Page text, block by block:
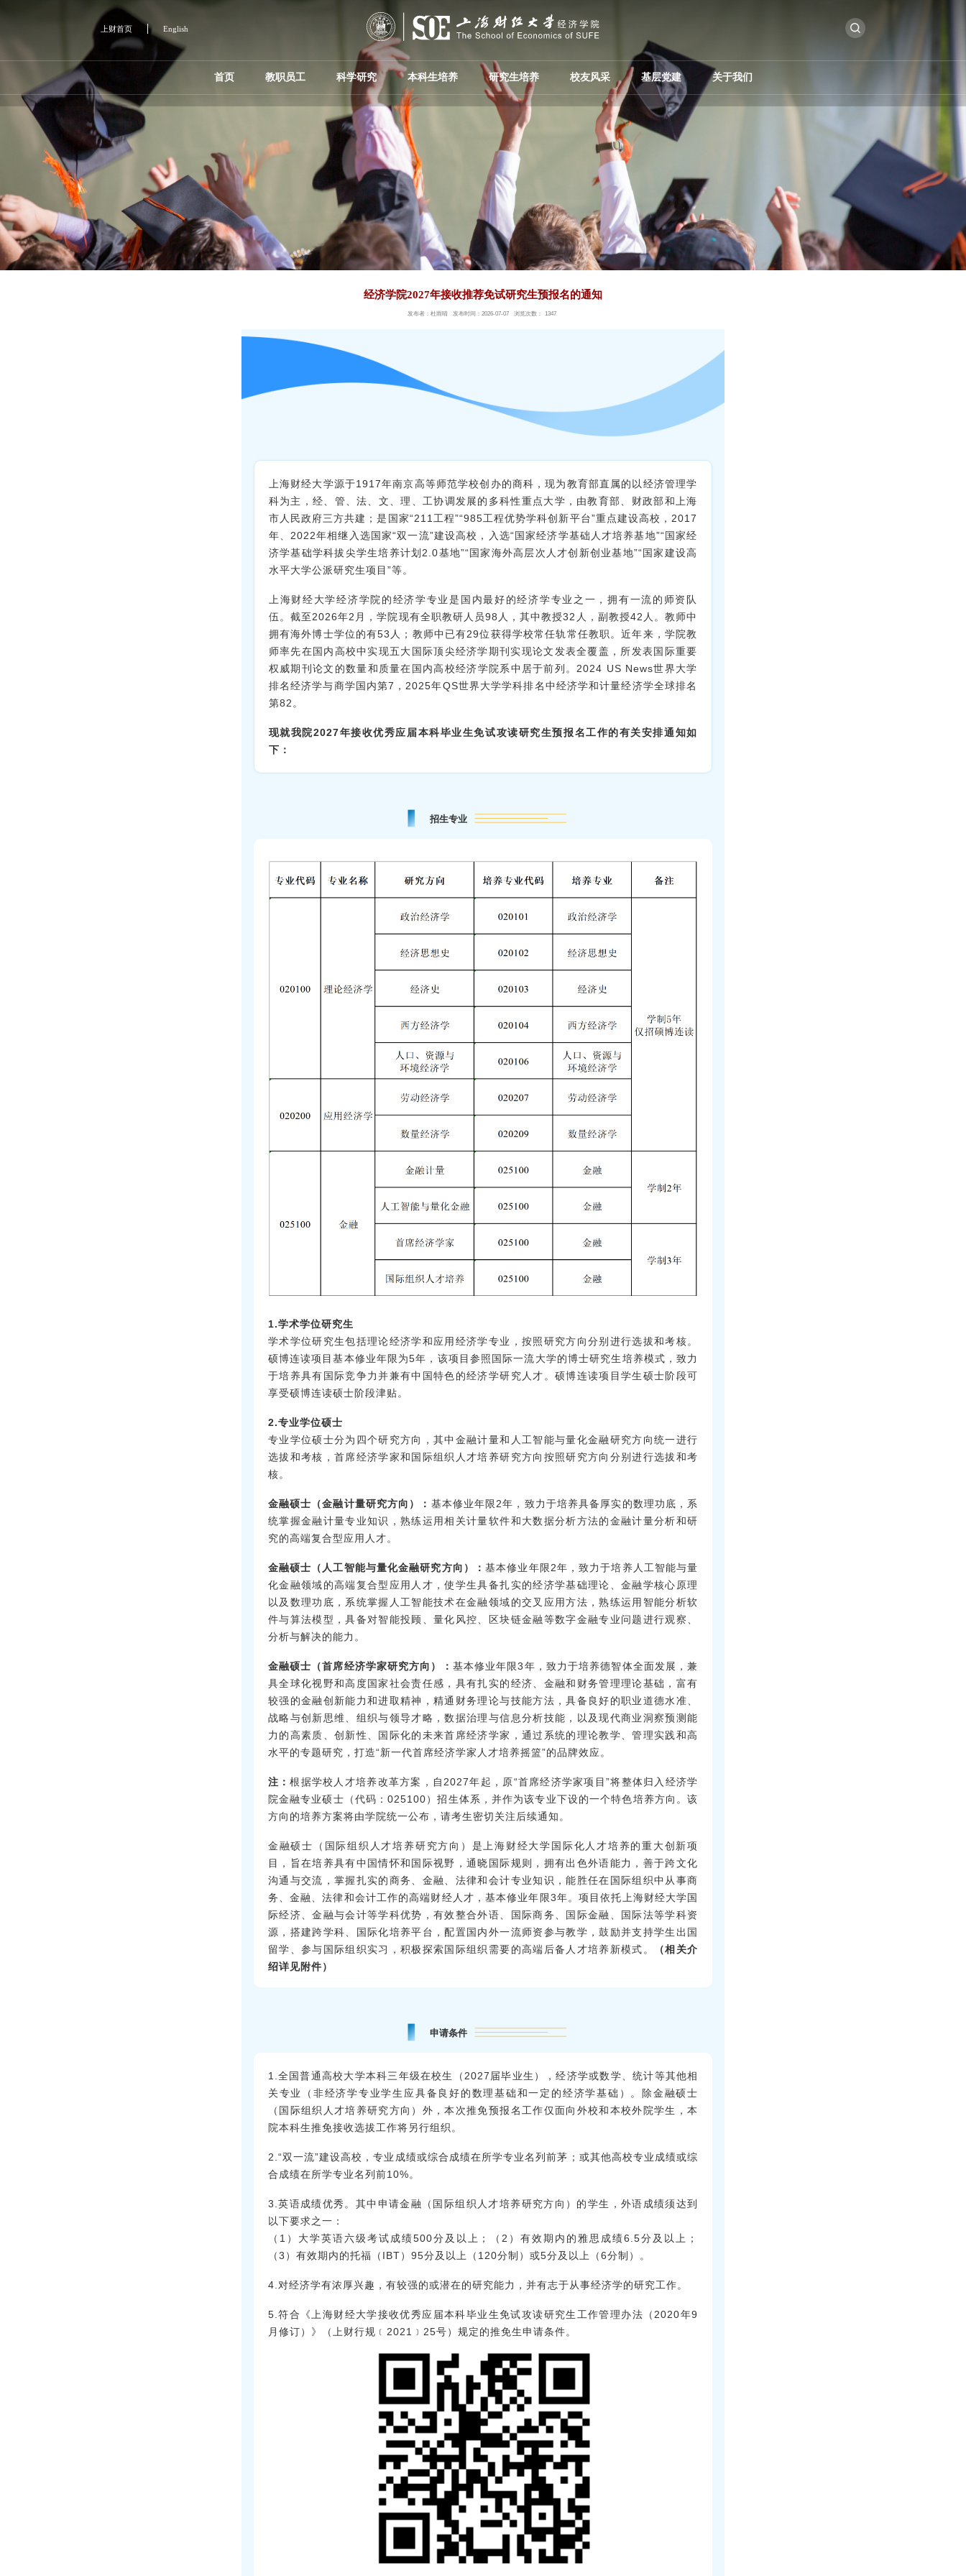
上财首页 English
首页 教职员工 科学研究 本科生培养 研究生培养 校友风采 基层党建 关于我们
经济学院2027年接收推荐免试研究生预报名的通知
发布者：杜雨晴 发布时间：2026-07-07 浏览次数： 1347
上海财经大学源于1917年南京高等师范学校创办的商科，现为教育部直属的以经济管理学
科为主，经、管、法、文、理、工协调发展的多科性重点大学，由教育部、财政部和上海
市人民政府三方共建；是国家“211工程”“985工程优势学科创新平台”重点建设高校，2017
年、2022年相继入选国家“双一流”建设高校，入选“国家经济学基础人才培养基地”“国家经
济学基础学科拔尖学生培养计划2.0基地”“国家海外高层次人才创新创业基地”“国家建设高
水平大学公派研究生项目”等。
上海财经大学经济学院的经济学专业是国内最好的经济学专业之一，拥有一流的师资队
伍。截至2026年2月，学院现有全职教研人员98人，其中教授32人，副教授42人。教师中
拥有海外博士学位的有53人；教师中已有29位获得学校常任轨常任教职。近年来，学院教
师率先在国内高校中实现五大国际顶尖经济学期刊实现论文发表全覆盖，所发表国际重要
权威期刊论文的数量和质量在国内高校经济学院系中居于前列。2024 US News世界大学
排名经济学与商学国内第7，2025年QS世界大学学科排名中经济学和计量经济学全球排名
第82。
现就我院2027年接收优秀应届本科毕业生免试攻读研究生预报名工作的有关安排通知如
下：
招生专业
1.学术学位研究生
学术学位研究生包括理论经济学和应用经济学专业，按照研究方向分别进行选拔和考核。
硕博连读项目基本修业年限为5年，该项目参照国际一流大学的博士研究生培养模式，致力
于培养具有国际竞争力并兼有中国特色的经济学研究人才。硕博连读项目学生硕士阶段可
享受硕博连读硕士阶段津贴。
2.专业学位硕士
专业学位硕士分为四个研究方向，其中金融计量和人工智能与量化金融研究方向统一进行
选拔和考核，首席经济学家和国际组织人才培养研究方向按照研究方向分别进行选拔和考
核。
金融硕士（金融计量研究方向）： 基本修业年限2年，致力于培养具备厚实的数理功底，系
统掌握金融计量专业知识，熟练运用相关计量软件和大数据分析方法的金融计量分析和研
究的高端复合型应用人才。
金融硕士（人工智能与量化金融研究方向）：基本修业年限2年，致力于培养人工智能与量
化金融领域的高端复合型应用人才，使学生具备扎实的经济学基础理论、金融学核心原理
以及数理功底，系统掌握人工智能技术在金融领域的交叉应用方法，熟练运用智能分析软
件与算法模型，具备对智能投顾、量化风控、区块链金融等数字金融专业问题进行观察、
分析与解决的能力。
金融硕士（首席经济学家研究方向）： 基本修业年限3年，致力于培养德智体全面发展，兼
具全球化视野和高度国家社会责任感，具有扎实的经济、金融和财务管理理论基础，富有
较强的金融创新能力和进取精神，精通财务理论与技能方法，具备良好的职业道德水准、
战略与创新思维、组织与领导才略，数据治理与信息分析技能，以及现代商业洞察预测能
力的高素质、创新性、国际化的未来首席经济学家，通过系统的理论教学、管理实践和高
水平的专题研究，打造“新一代首席经济学家人才培养摇篮”的品牌效应。
注：根据学校人才培养改革方案，自2027年起，原“首席经济学家项目”将整体归入经济学
院金融专业硕士（代码：025100）招生体系，并作为该专业下设的一个特色培养方向。该
方向的培养方案将由学院统一公布，请考生密切关注后续通知。
金融硕士（国际组织人才培养研究方向）是上海财经大学国际化人才培养的重大创新项
目，旨在培养具有中国情怀和国际视野，通晓国际规则，拥有出色外语能力，善于跨文化
沟通与交流，掌握扎实的商务、金融、法律和会计专业知识，能胜任在国际组织中从事商
务、金融、法律和会计工作的高端财经人才，基本修业年限3年。项目依托上海财经大学国
际经济、金融与会计等学科优势，有效整合外语、国际商务、国际金融、国际法等学科资
源，搭建跨学科、国际化培养平台，配置国内外一流师资参与教学，鼓励并支持学生出国
留学、参与国际组织实习，积极探索国际组织需要的高端后备人才培养新模式。
（相关介
绍详见附件）
申请条件
1.全国普通高校大学本科三年级在校生（2027届毕业生），经济学或数学、统计等其他相
关专业（非经济学专业学生应具备良好的数理基础和一定的经济学基础）。除金融硕士
（国际组织人才培养研究方向）外，本次推免预报名工作仅面向外校和本校外院学生，本
院本科生推免接收选拔工作将另行组织。
2.“双一流”建设高校，专业成绩或综合成绩在所学专业名列前茅；或其他高校专业成绩或综
合成绩在所学专业名列前10%。
3.英语成绩优秀。其中申请金融（国际组织人才培养研究方向）的学生，外语成绩须达到
以下要求之一：
（1）大学英语六级考试成绩500分及以上；（2）有效期内的雅思成绩6.5分及以上；
（3）有效期内的托福（IBT）95分及以上（120分制）或5分及以上（6分制）。
4.对经济学有浓厚兴趣，有较强的或潜在的研究能力，并有志于从事经济学的研究工作。
5.符合《上海财经大学接收优秀应届本科毕业生免试攻读研究生工作管理办法（2020年9
月修订）》（上财行规﹝2021﹞25号）规定的推免生申请条件。